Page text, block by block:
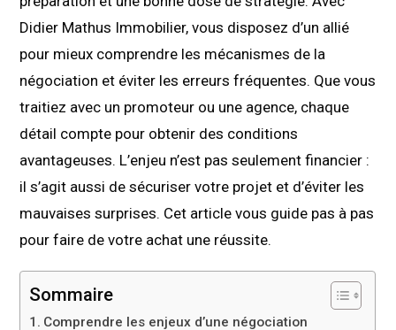
Didier Mathus Immobilier, vous disposez d’un allié
pour mieux comprendre les mécanismes de la
négociation et éviter les erreurs fréquentes. Que vous
traitiez avec un promoteur ou une agence, chaque
détail compte pour obtenir des conditions
avantageuses. L’enjeu n’est pas seulement financier :
il s’agit aussi de sécuriser votre projet et d’éviter les
mauvaises surprises. Cet article vous guide pas à pas
pour faire de votre achat une réussite.
Sommaire
Comprendre les enjeux d’une négociation